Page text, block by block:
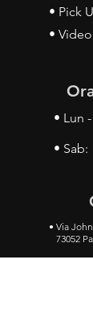
• Pick
•
• Lun
•
• Via
73052